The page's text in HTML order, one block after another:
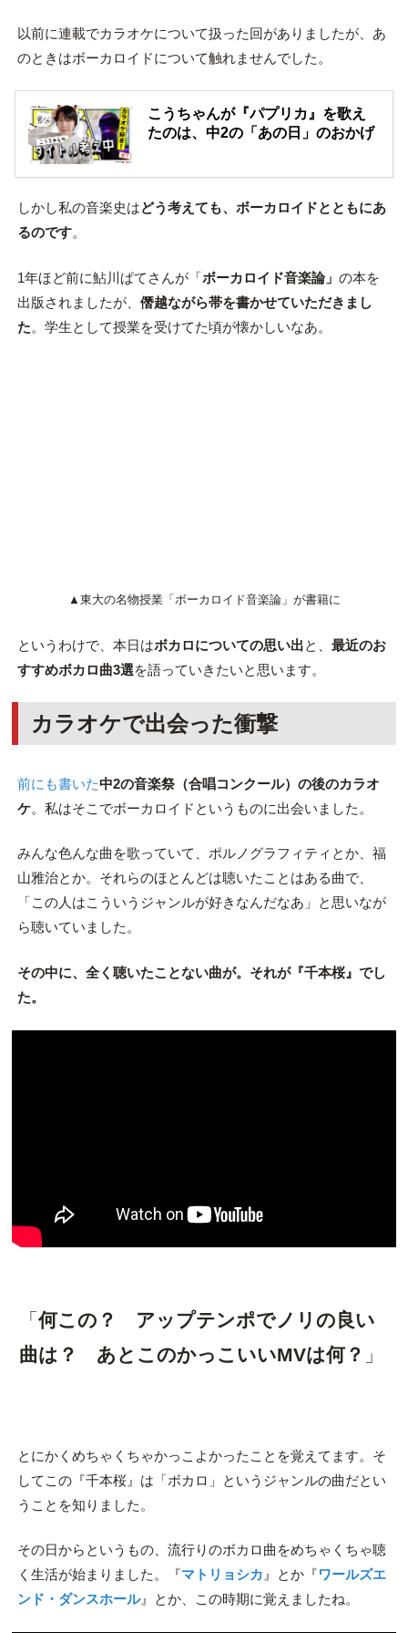
以前に連載でカラオケについて扱った回がありましたが、あ
のときはボーカロイドについて触れませんでした。
こうちゃんが『パプリカ』を歌え
たのは、中2の「あの日」のおかげ
しかし私の音楽史はどう考えても、ボーカロイドとともにあ
るのです。
1年ほど前に鮎川ぱてさんが「ボーカロイド音楽論」 の本を
出版されましたが、 僭越ながら帯を書かせていただきまし
た。学生として授業を受けてた頃が懐かしいなあ。
▲東大の名物授業「ボーカロイド音楽論」が書籍に
というわけで、本日はボカロについての思い出と、 最近のお
すすめボカロ曲3選を語っていきたいと思います。
カラオケで出会った衝撃
前にも書いた中2の音楽祭（合唱コンクール）の後のカラオ
ケ。私はそこでボーカロイドというものに出会いました。
みんな色んな曲を歌っていて、ポルノグラフィティとか、福
山雅治とか。それらのほとんどは聴いたことはある曲で、
「この人はこういうジャンルが好きなんだなあ」と思いなが
ら聴いていました。
その中に、 全く聴いたことない曲が。それが『千本桜』 でし
た。
「何この？ アップテンポでノリの良い
曲は？ あとこのかっこいいMVは何？ 」
とにかくめちゃくちゃかっこよかったことを覚えてます。そ
してこの『千本桜』は「ボカロ」というジャンルの曲だとい
うことを知りました。
その日からというもの、流行りのボカロ曲をめちゃくちゃ聴
く生活が始まりました。『マトリョシカ』とか『ワールズエ
ンド・ダンスホール』とか、この時期に覚えましたね。